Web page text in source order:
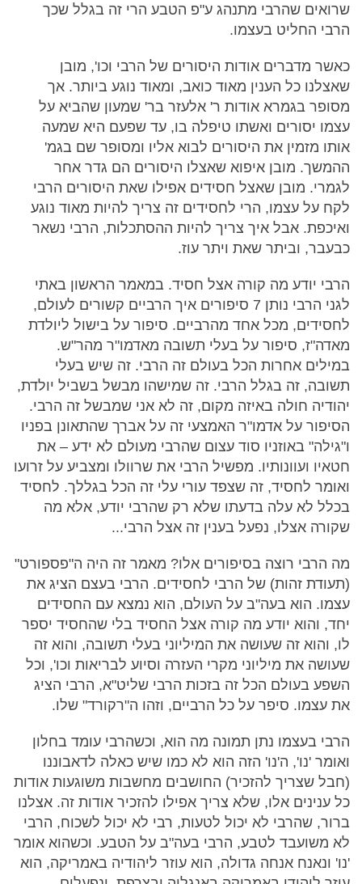
שרואים שהרבי מתנהג ע"פ הטבע הרי זה בגלל שכך
הרבי החליט בעצמו.
כאשר מדברים אודות היסורים של הרבי וכו', מובן
שאצלנו כל הענין מאוד כואב, ומאוד נוגע ביותר. אך
מסופר בגמרא אודות ר' אלעזר בר' שמעון שהביא על
עצמו יסורים ואשתו טיפלה בו, עד שפעם היא שמעה
אותו מזמין את היסורים לבוא אליו ומסופר שם בגמ'
ההמשך. מובן איפוא שאצלו היסורים הם גדר אחר
לגמרי. מובן שאצל חסידים אפילו שאת היסורים הרבי
לקח על עצמו, הרי לחסידים זה צריך להיות מאוד נוגע
ואיכפת. אבל איך צריך להיות ההסתכלות, הרבי נשאר
כבעבר, וביתר שאת ויתר עוז.
הרבי יודע מה קורה אצל חסיד. במאמר הראשון באתי
לגני הרבי נותן 7 סיפורים איך הרביים קשורים לעולם,
לחסידים, מכל אחד מהרביים. סיפור על בישול ליולדת
מאדה"ז, סיפור על בעלי תשובה מאדמו"ר מהר"ש.
במילים אחרות הכל בעולם זה הרבי. זה שיש בעלי
תשובה, זה בגלל הרבי. זה שמישהו מבשל בשביל יולדת,
יהודיה חולה באיזה מקום, זה לא אני שמבשל זה הרבי.
הסיפור על אדמו"ר האמצעי זה על אברך שהתאונן בפניו
ו"גילה" באוזניו סוד עצום שהרבי מעולם לא ידע – את
חטאיו ועוונותיו. מפשיל הרבי את שרוולו ומצביע על זרועו
ואומר לחסיד, זה שצפד עורי עלי זה הכל בגללך. לחסיד
בכלל לא עלה בדעתו שלא רק שהרבי יודע, אלא מה
שקורה אצלו, נפעל בענין זה אצל הרבי...
מה הרבי רוצה בסיפורים אלו? מאמר זה היה ה"פספורט"
(תעודת זהות) של הרבי לחסידים. הרבי בעצם הציג את
עצמו. הוא בעה"ב על העולם, הוא נמצא עם החסידים
יחד, והוא יודע מה קורה אצל החסיד בלי שהחסיד יספר
לו, והוא זה שעושה את המיליוני בעלי תשובה, והוא זה
שעושה את מיליוני מקרי העזרה וסיוע לבריאות וכו', וכל
השפע בעולם הכל זה בזכות הרבי שליט"א, הרבי הציג
את עצמו. סיפר על כל הרביים, וזהו ה"רקורד" שלו.
הרבי בעצמו נתן תמונה מה הוא, וכשהרבי עומד בחלון
ואומר 'נו', ה'נו' הזה הוא לא כמו שיש כאלה לדאבוננו
(חבל שצריך להזכיר) החושבים מחשבות משוגעות אודות
כל ענינים אלו, שלא צריך אפילו להזכיר אודות זה. אצלנו
ברור, שהרבי לא יכול לטעות, רבי לא יכול לשכוח, הרבי
לא משועבד לטבע, הרבי בעה"ב על הטבע. וכשהוא אומר
'נו' ונאנח אנחה גדולה, הוא עוזר ליהודיה באמריקה, הוא